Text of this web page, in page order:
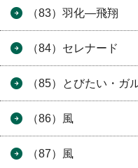
（83）羽化―飛翔
（84）セレナード
（85）とびたい・ガ
（86）風
（87）風